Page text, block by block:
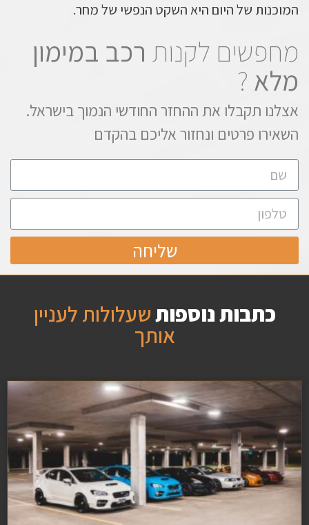
המוכנות של היום היא השקט הנפשי של מחר.
מחפשים לקנות רכב במימון
מלא ?
אצלנו תקבלו את ההחזר החודשי הנמוך בישראל.
השאירו פרטים ונחזור אליכם בהקדם
שליחה
כתבות נוספותשעלולות לעניין
אותך